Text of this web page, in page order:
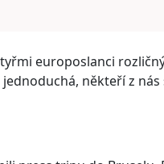
europoslanci
někteří z